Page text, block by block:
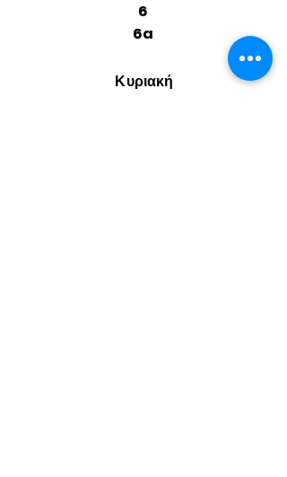
6
6a
Κυριακή